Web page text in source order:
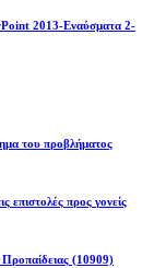
2013-Εναύσματα 2-
του προβλήματος
επιστολές προς γονείς
(10909)